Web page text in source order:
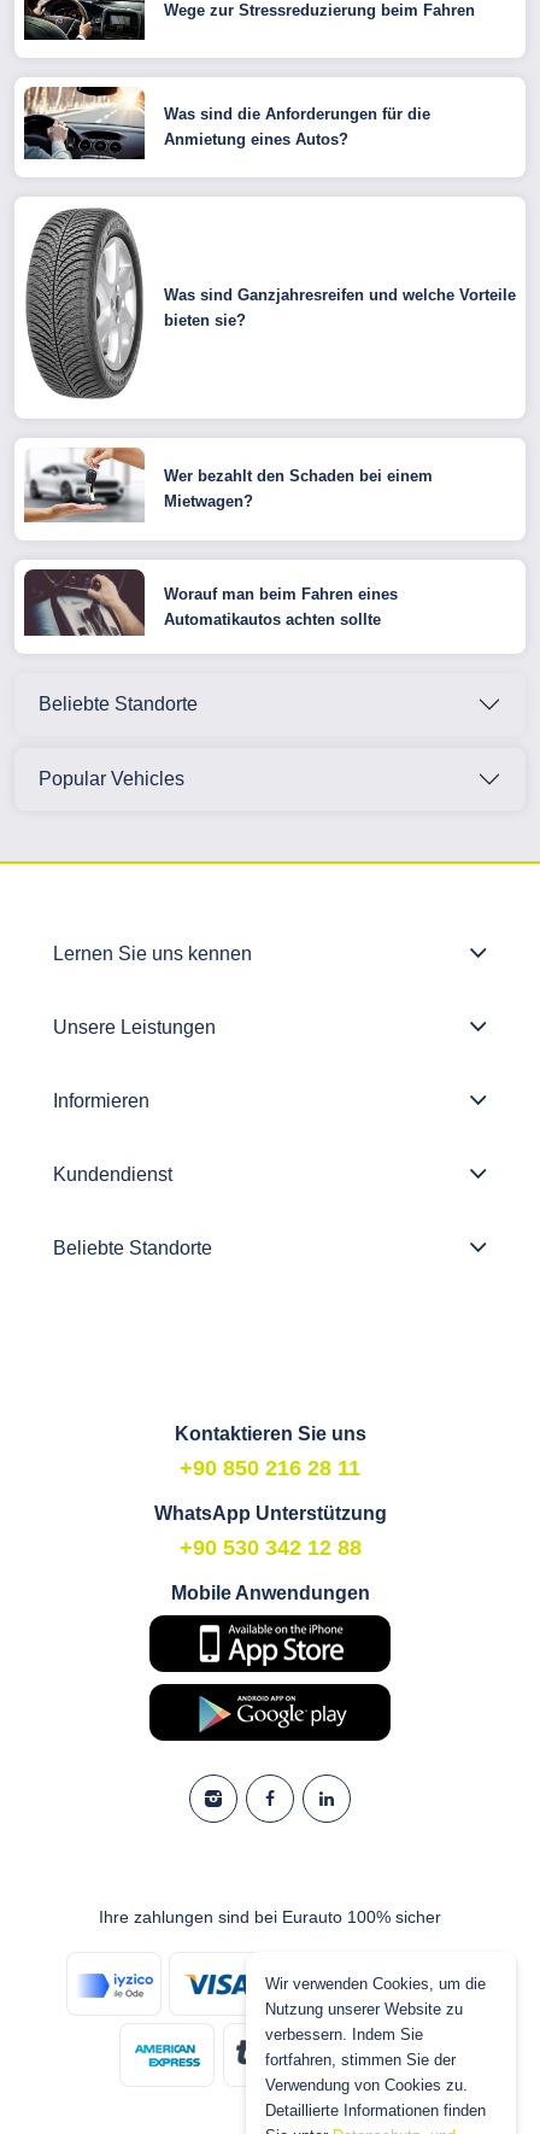
Wege zur Stressreduzierung beim Fahren
Was sind die Anforderungen für die
Anmietung eines Autos?
Was sind Ganzjahresreifen und welche Vorteile
bieten sie?
Wer bezahlt den Schaden bei einem
Mietwagen?
Worauf man beim Fahren eines
Automatikautos achten sollte
Beliebte Standorte
Popular Vehicles
Lernen Sie uns kennen
Unsere Leistungen
Informieren
Kundendienst
Beliebte Standorte
Kontaktieren Sie uns
+90 850 216 28 11
WhatsApp Unterstützung
+90 530 342 12 88
Mobile Anwendungen
Ihre zahlungen sind bei Eurauto 100% sicher
Wir verwenden Cookies, um die
Nutzung unserer Website zu
verbessern. Indem Sie
fortfahren, stimmen Sie der
Verwendung von Cookies zu.
Detaillierte Informationen finden